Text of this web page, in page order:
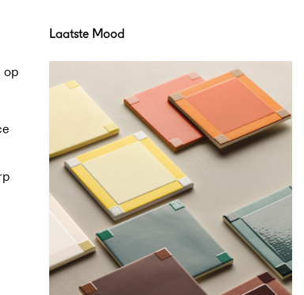
Laatste Mood
op